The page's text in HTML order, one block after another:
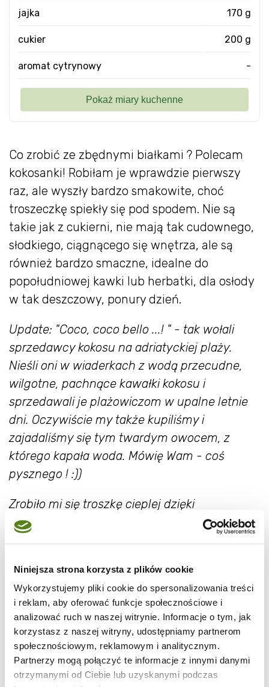
Niniejsza strona korzysta z plików cookie
Wykorzystujemy pliki cookie do spersonalizowania treści
i reklam, aby oferować funkcje społecznościowe i
analizować ruch w naszej witrynie. Informacje o tym, jak
korzystasz z naszej witryny, udostępniamy partnerom
społecznościowym, reklamowym i analitycznym.
Partnerzy mogą połączyć te informacje z innymi danymi
otrzymanymi od Ciebie lub uzyskanymi podczas
Co zrobić ze zbędnymi białkami ? Polecam
kokosanki! Robiłam je wprawdzie pierwszy
raz, ale wyszły bardzo smakowite, choć
troszeczkę spiekły się pod spodem. Nie są
takie jak z cukierni, nie mają tak cudownego,
słodkiego, ciągnącego się wnętrza, ale są
również bardzo smaczne, idealne do
popołudniowej kawki lub herbatki, dla osłody
w tak deszczowy, ponury dzień.
Update: "Coco, coco bello ...! " - tak wołali
sprzedawcy kokosu na adriatyckiej plaży.
Nieśli oni w wiaderkach z wodą przecudne,
wilgotne, pachnące kawałki kokosu i
sprzedawali je plażowiczom w upalne letnie
dni. Oczywiście my także kupiliśmy i
zajadaliśmy się tym twardym owocem, z
którego kapała woda. Mówię Wam - coś
pysznego ! :))
Zrobiło mi się troszkę cieplej dzięki
wspomnieniom :)
jajka 170 g
cukier 200 g
aromat cytrynowy -